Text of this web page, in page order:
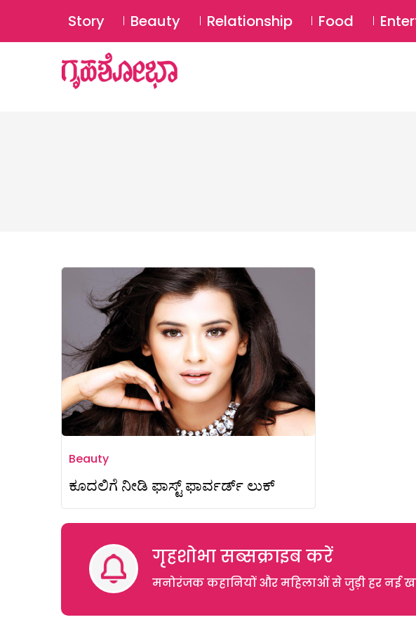
Story Beauty Relationship Food
Beauty
ಕೂದಲಿಗೆ ನೀಡಿ ಫಾಸ್ಟ್ ಫಾರ್ವರ್ಡ್ ಲುಕ್
गृहशोभा सब्सक्राइब करें
मनोरंजक कहानियों और महिलाओं से जुड़ी हर नई